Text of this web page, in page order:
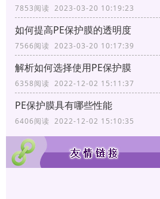
7853阅读 2023-03-20 10:19:23
如何提高PE保护膜的透明度
7566阅读 2023-03-20 10:17:39
解析如何选择使用PE保护膜
6358阅读 2022-12-02 15:11:37
PE保护膜具有哪些性能
6406阅读 2022-12-02 15:10:35